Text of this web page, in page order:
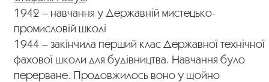
1942 – навчання у Державній мистецько-
промисловій школі
1944 – закінчила перший клас Державної технічної
фахової школи для будівництва. Навчання було
перерване. Продовжилось воно у щойно